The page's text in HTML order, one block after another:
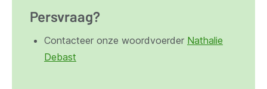
Persvraag?
Contacteer onze woordvoerder Nathalie
Debast